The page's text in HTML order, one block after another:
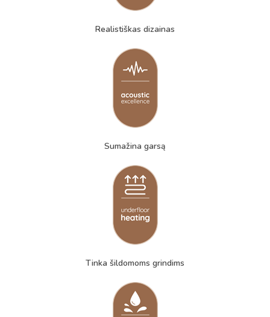
Realistiškas dizainas
Sumažina garsą
Tinka šildomoms grindims